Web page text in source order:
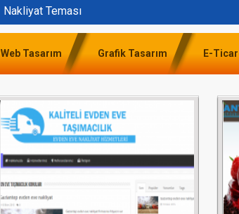
Nakliyat Teması
Web Tasarım Grafik Tasarım E-
Kaliteli Evden Eve Taşımacılık